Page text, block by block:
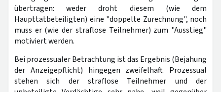
übertragen: weder droht diesem (wie dem
Haupttatbeteiligten) eine "doppelte Zurechnung", noch
muss er (wie der straflose Teilnehmer) zum "Ausstieg"
motiviert werden.
Bei prozessualer Betrachtung ist das Ergebnis (Bejahung
der Anzeigepflicht) hingegen zweifelhaft. Prozessual
stehen sich der straflose Teilnehmer und der